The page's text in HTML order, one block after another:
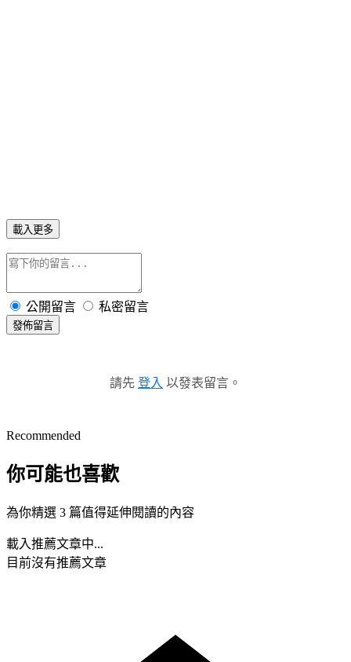
載入更多
公開留言 私密留言
發佈留言
請先 登入 以發表留言。
Recommended
你可能也喜歡
為你精選 3 篇值得延伸閱讀的內容
載入推薦文章中...
目前沒有推薦文章